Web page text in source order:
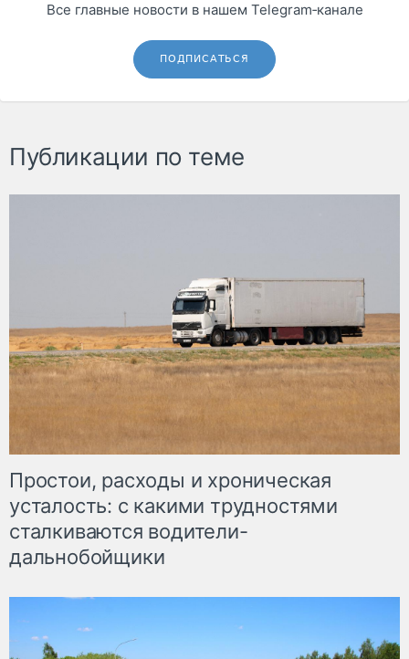
Все главные новости в нашем Telegram‑канале
ПОДПИСАТЬСЯ
Публикации по теме
Простои, расходы и хроническая
усталость: с какими трудностями
сталкиваются водители-
дальнобойщики